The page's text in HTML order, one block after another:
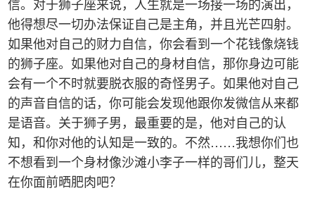
信。对于狮子座来说，人生就是一场接一场的演出，
他得想尽一切办法保证自己是主角，并且光芒四射。
如果他对自己的财力自信，你会看到一个花钱像烧钱
的狮子座。如果他对自己的身材自信，那你身边可能
会有一个不时就要脱衣服的奇怪男子。如果他对自己
的声音自信的话，你可能会发现他跟你发微信从来都
是语音。关于狮子男，最重要的是，他对自己的认
知，和你对他的认知是一致的。不然……我想你们也
不想看到一个身材像沙滩小李子一样的哥们儿，整天
在你面前晒肥肉吧？